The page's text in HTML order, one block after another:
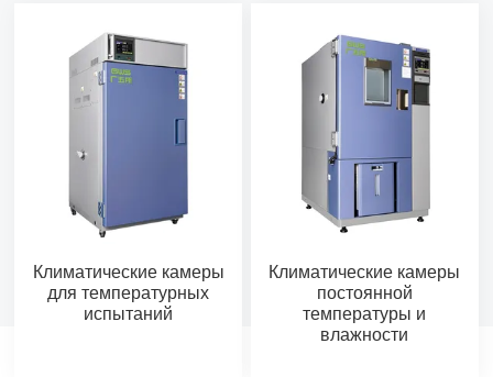
Климатические камеры
для температурных
испытаний
Климатические камеры
постоянной
температуры и
влажности